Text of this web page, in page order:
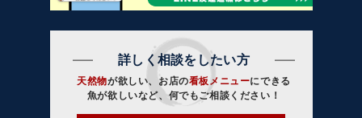
詳しく相談をしたい方
天然物が欲しい、お店の看板メニューにできる
魚が欲しいなど、何でもご相談ください！